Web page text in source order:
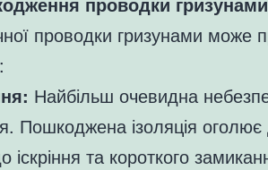
проводки гризунами може
Найбільш очевидна
Пошкоджена ізоляція
та короткого